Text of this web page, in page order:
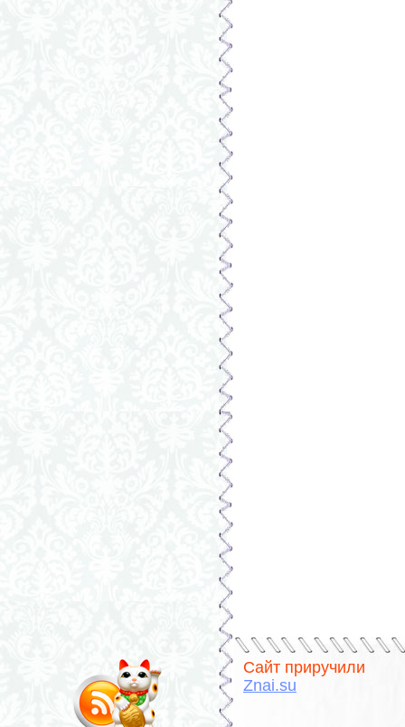
Сайт приручили
Znai.su